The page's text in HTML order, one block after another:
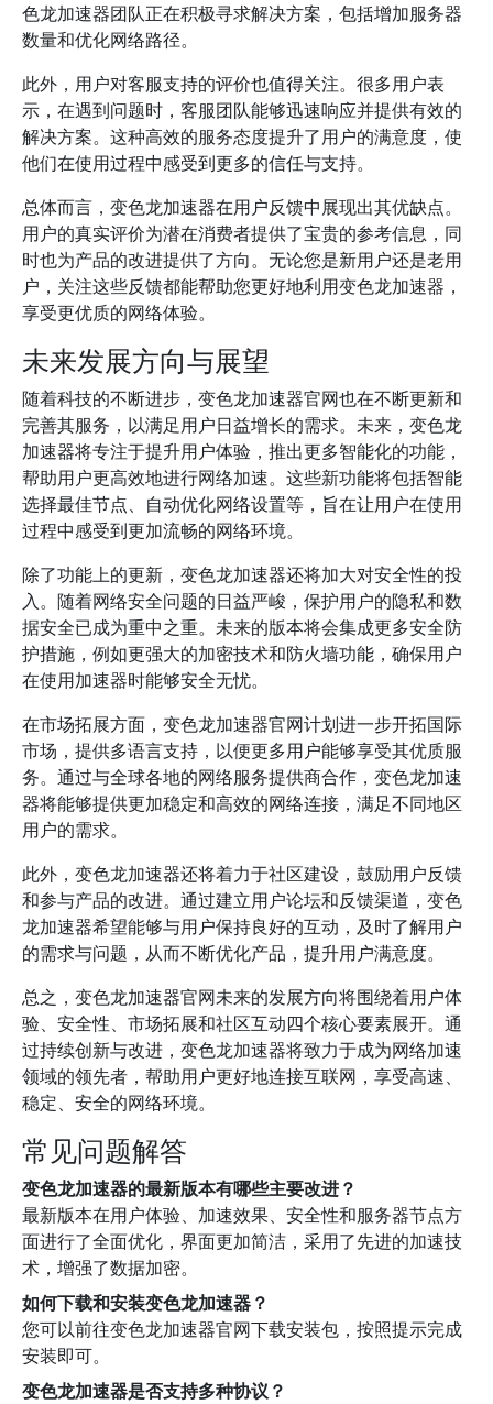
色龙加速器团队正在积极寻求解决方案，包括增加服务器
数量和优化网络路径。
此外，用户对客服支持的评价也值得关注。很多用户表
示，在遇到问题时，客服团队能够迅速响应并提供有效的
解决方案。这种高效的服务态度提升了用户的满意度，使
他们在使用过程中感受到更多的信任与支持。
总体而言，变色龙加速器在用户反馈中展现出其优缺点。
用户的真实评价为潜在消费者提供了宝贵的参考信息，同
时也为产品的改进提供了方向。无论您是新用户还是老用
户，关注这些反馈都能帮助您更好地利用变色龙加速器，
享受更优质的网络体验。
未来发展方向与展望
随着科技的不断进步，变色龙加速器官网也在不断更新和
完善其服务，以满足用户日益增长的需求。未来，变色龙
加速器将专注于提升用户体验，推出更多智能化的功能，
帮助用户更高效地进行网络加速。这些新功能将包括智能
选择最佳节点、自动优化网络设置等，旨在让用户在使用
过程中感受到更加流畅的网络环境。
除了功能上的更新，变色龙加速器还将加大对安全性的投
入。随着网络安全问题的日益严峻，保护用户的隐私和数
据安全已成为重中之重。未来的版本将会集成更多安全防
护措施，例如更强大的加密技术和防火墙功能，确保用户
在使用加速器时能够安全无忧。
在市场拓展方面，变色龙加速器官网计划进一步开拓国际
市场，提供多语言支持，以便更多用户能够享受其优质服
务。通过与全球各地的网络服务提供商合作，变色龙加速
器将能够提供更加稳定和高效的网络连接，满足不同地区
用户的需求。
此外，变色龙加速器还将着力于社区建设，鼓励用户反馈
和参与产品的改进。通过建立用户论坛和反馈渠道，变色
龙加速器希望能够与用户保持良好的互动，及时了解用户
的需求与问题，从而不断优化产品，提升用户满意度。
总之，变色龙加速器官网未来的发展方向将围绕着用户体
验、安全性、市场拓展和社区互动四个核心要素展开。通
过持续创新与改进，变色龙加速器将致力于成为网络加速
领域的领先者，帮助用户更好地连接互联网，享受高速、
稳定、安全的网络环境。
常见问题解答
变色龙加速器的最新版本有哪些主要改进？
最新版本在用户体验、加速效果、安全性和服务器节点方
面进行了全面优化，界面更加简洁，采用了先进的加速技
术，增强了数据加密。
如何下载和安装变色龙加速器？
您可以前往变色龙加速器官网下载安装包，按照提示完成
安装即可。
变色龙加速器是否支持多种协议？